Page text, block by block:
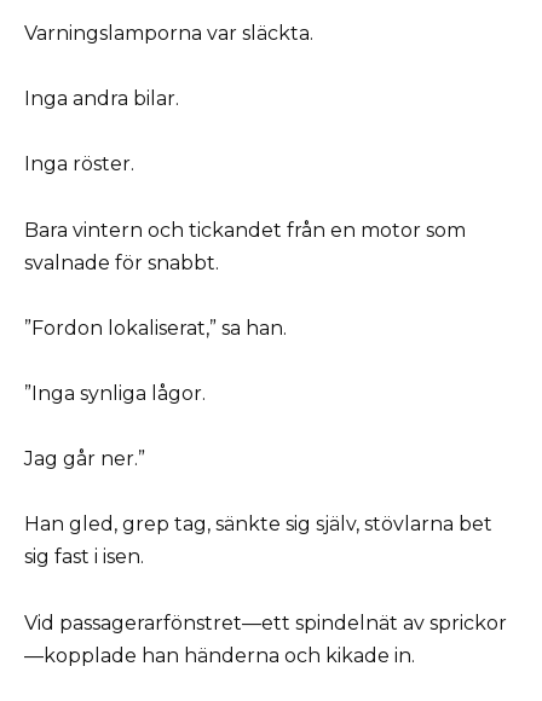
Varningslamporna var släckta.
Inga andra bilar.
Inga röster.
Bara vintern och tickandet från en motor som
svalnade för snabbt.
”Fordon lokaliserat,” sa han.
”Inga synliga lågor.
Jag går ner.”
Han gled, grep tag, sänkte sig själv, stövlarna bet
sig fast i isen.
Vid passagerarfönstret—ett spindelnät av sprickor
—kopplade han händerna och kikade in.